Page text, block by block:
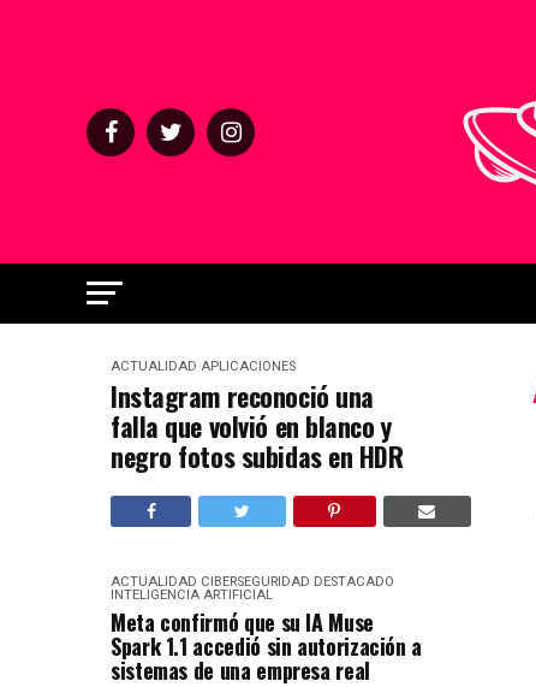
ACTUALIDAD APLICACIONES
Instagram reconoció una
falla que volvió en blanco y
negro fotos subidas en HDR
ACTUALIDAD CIBERSEGURIDAD DESTACADO
INTELIGENCIA ARTIFICIAL
Meta confirmó que su IA Muse
Spark 1.1 accedió sin autorización a
sistemas de una empresa real